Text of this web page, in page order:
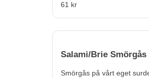
61 kr
Salami/Brie Smörgås
Smörgås på vårt eget